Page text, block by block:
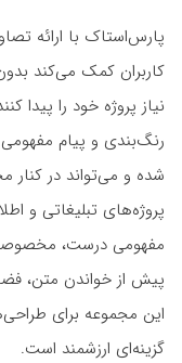
پارس‌استاک با ارائه
کاربران کمک می‌کند
نیاز پروژه خود را پیدا
رنگ‌بندی و پیام
شده و می‌تواند در کنار
پروژه‌های تبلیغاتی و
مفهومی درست،
پیش از خواندن متن،
این مجموعه برای
گزینه‌ای ارزشمند است.